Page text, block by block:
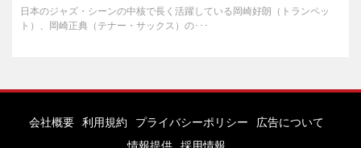
日本のジャズ・シーンの中核で長く活躍している岡崎好朗（トランペッ
ト）、岡崎正典（テナー・サックス）の･･･
会社概要 利用規約 プライバシーポリシー
広告について
情報提供
採用情報